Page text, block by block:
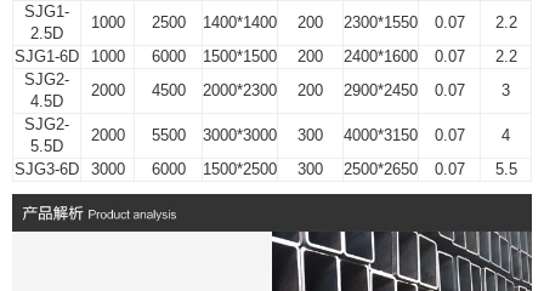
SJG1-
2.5D
1000 2500 1400*1400 200 2300*1550 0.07
2.2
SJG1-6D
1000 6000 1500*1500 200 2400*1600 0.07
2.2
SJG2-
4.5D
2000 4500 2000*2300 200 2900*2450 0.07
3
SJG2-
5.5D
2000 5500 3000*3000 300 4000*3150 0.07
4
SJG3-6D
3000 6000 1500*2500 300 2500*2650 0.07 5.5